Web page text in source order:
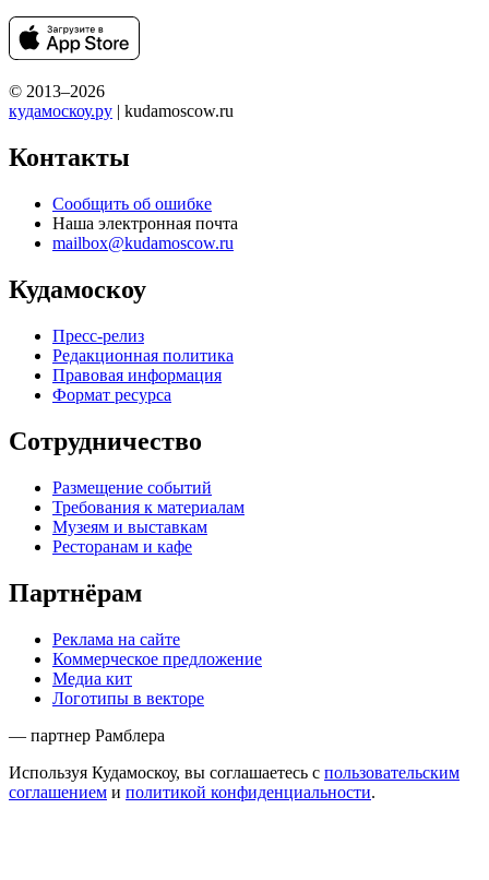
© 2013–2026
кудамоскоу.ру | kudamoscow.ru
Контакты
Сообщить об ошибке
Наша электронная почта
mailbox@kudamoscow.ru
Кудамоскоу
Пресс-релиз
Редакционная политика
Правовая информация
Формат ресурса
Сотрудничество
Размещение событий
Требования к материалам
Музеям и выставкам
Ресторанам и кафе
Партнёрам
Реклама на сайте
Коммерческое предложение
Медиа кит
Логотипы в векторе
— партнер Рамблера
Используя Кудамоскоу, вы соглашаетесь с пользовательским
соглашением и политикой конфиденциальности.